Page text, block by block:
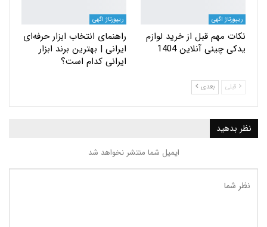
ریپورتاژ اگهی
نکات مهم قبل از خرید لوازم
یدکی چینی آنلاین 1404
ریپورتاژ اگهی
راهنمای انتخاب ابزار حرفه‌ای
ایرانی | بهترین برند ابزار
ایرانی کدام است؟
قبلی بعدی
نظر بدهید
ایمیل شما منتشر نخواهد شد